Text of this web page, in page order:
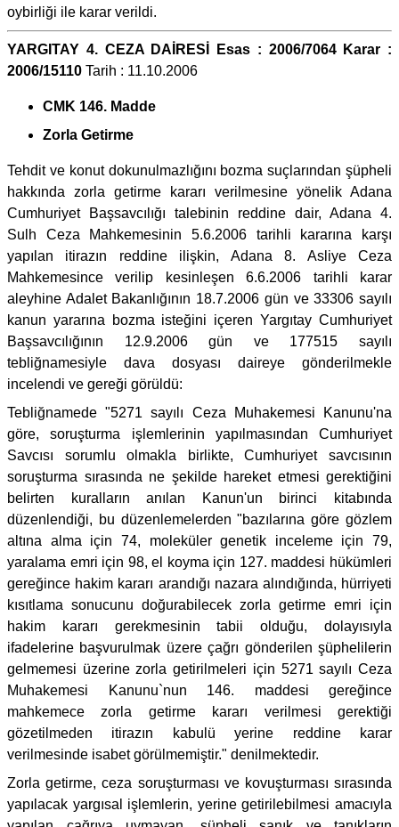
oybirliği ile karar verildi.
YARGITAY 4. CEZA DAİRESİ Esas : 2006/7064 Karar :
2006/15110 Tarih : 11.10.2006
CMK 146. Madde
Zorla Getirme
Tehdit ve konut dokunulmazlığını bozma suçlarından şüpheli
hakkında zorla getirme kararı verilmesine yönelik Adana
Cumhuriyet Başsavcılığı talebinin reddine dair, Adana 4.
Sulh Ceza Mahkemesinin 5.6.2006 tarihli kararına karşı
yapılan itirazın reddine ilişkin, Adana 8. Asliye Ceza
Mahkemesince verilip kesinleşen 6.6.2006 tarihli karar
aleyhine Adalet Bakanlığının 18.7.2006 gün ve 33306 sayılı
kanun yararına bozma isteğini içeren Yargıtay Cumhuriyet
Başsavcılığının 12.9.2006 gün ve 177515 sayılı
tebliğnamesiyle dava dosyası daireye gönderilmekle
incelendi ve gereği görüldü:
Tebliğnamede "5271 sayılı Ceza Muhakemesi Kanunu'na
göre, soruşturma işlemlerinin yapılmasından Cumhuriyet
Savcısı sorumlu olmakla birlikte, Cumhuriyet savcısının
soruşturma sırasında ne şekilde hareket etmesi gerektiğini
belirten kuralların anılan Kanun'un birinci kitabında
düzenlendiği, bu düzenlemelerden "bazılarına göre gözlem
altına alma için 74, moleküler genetik inceleme için 79,
yaralama emri için 98, el koyma için 127. maddesi hükümleri
gereğince hakim kararı arandığı nazara alındığında, hürriyeti
kısıtlama sonucunu doğurabilecek zorla getirme emri için
hakim kararı gerekmesinin tabii olduğu, dolayısıyla
ifadelerine başvurulmak üzere çağrı gönderilen şüphelilerin
gelmemesi üzerine zorla getirilmeleri için 5271 sayılı Ceza
Muhakemesi Kanunu`nun 146. maddesi gereğince
mahkemece zorla getirme kararı verilmesi gerektiği
gözetilmeden itirazın kabulü yerine reddine karar
verilmesinde isabet görülmemiştir." denilmektedir.
Zorla getirme, ceza soruşturması ve kovuşturması sırasında
yapılacak yargısal işlemlerin, yerine getirilebilmesi amacıyla